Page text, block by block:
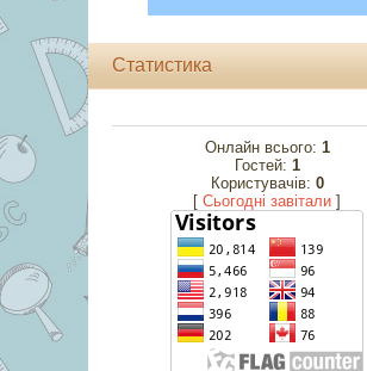
Статистика
Онлайн всього: 1
Гостей: 1
Користувачів: 0
[ Cьогодні завітали ]